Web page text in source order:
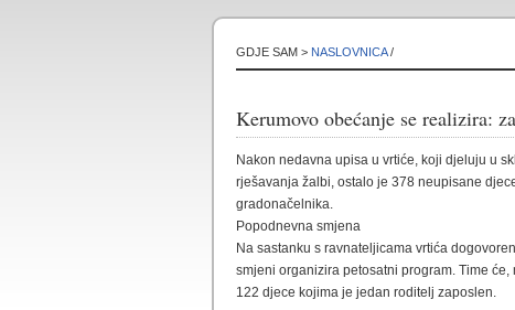
GDJE SAM > NASLOVNICA/
Kerumovo obećanje se realizira:
Nakon nedavna upisa u vrtiće, koji djeluju u
rješavanja žalbi, ostalo je 378 neupisane
gradonačelnika.
Popodnevna smjena
Na sastanku s ravnateljicama vrtića
smjeni organizira petosatni program. Time
122 djece kojima je jedan roditelj zaposlen.